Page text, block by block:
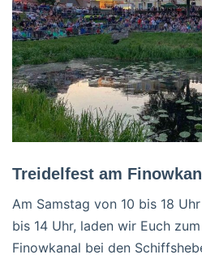
Treidelfest am
Am Samstag von 10 bis 18
bis 14 Uhr, laden wir Euch
Finowkanal bei den